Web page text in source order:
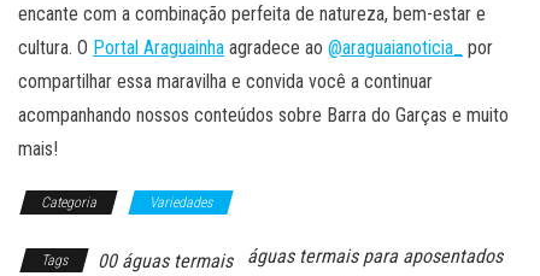
encante com a combinação perfeita de natureza, bem-estar e
cultura. O Portal Araguainha agradece ao @araguaianoticia_
por
compartilhar essa maravilha e convida você a continuar
acompanhando nossos conteúdos sobre Barra do Garças e muito
mais!
Categoria Variedades
Tags 00 águas termais
águas termais para aposentados